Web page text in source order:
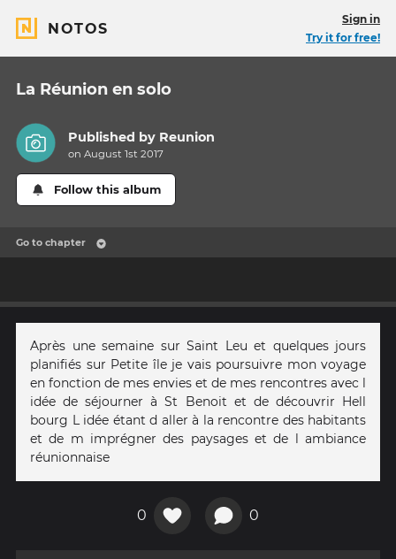
NOTOS
Sign in
Try it for free!
La Réunion en solo
Published by Reunion
on August 1st 2017
Follow this album
Go to chapter
Après une semaine sur Saint Leu et quelques jours
planifiés sur Petite île je vais poursuivre mon voyage
en fonction de mes envies et de mes rencontres avec l
idée de séjourner à St Benoit et de découvrir Hell
bourg L idée étant d aller à la rencontre des habitants
et de m imprégner des paysages et de l ambiance
réunionnaise
0 0